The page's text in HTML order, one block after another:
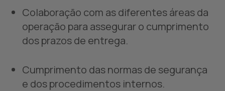
Colaboração com as diferentes áreas da
operação para assegurar o cumprimento
dos prazos de entrega.
Cumprimento das normas de segurança
e dos procedimentos internos.